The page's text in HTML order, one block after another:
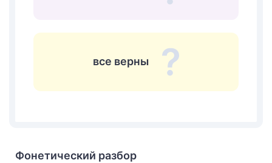
все верны
Фонетический разбор